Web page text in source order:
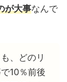
が大事なんで
、どのリ
10％前後